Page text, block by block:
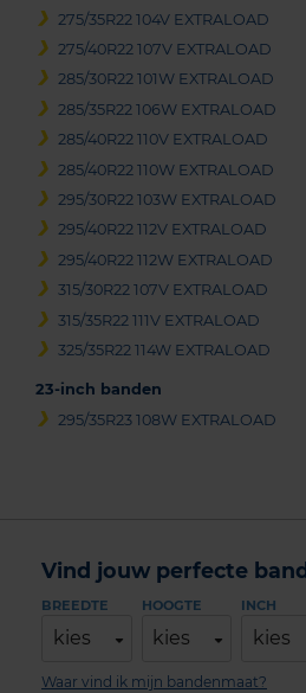
275/35R22 104V EXTRALOAD
275/40R22 107V EXTRALOAD
285/30R22 101W EXTRALOAD
285/35R22 106W EXTRALOAD
285/40R22 110V EXTRALOAD
285/40R22 110W EXTRALOAD
295/30R22 103W EXTRALOAD
295/40R22 112V EXTRALOAD
295/40R22 112W EXTRALOAD
315/30R22 107V EXTRALOAD
315/35R22 111V EXTRALOAD
325/35R22 114W EXTRALOAD
23-inch banden
295/35R23 108W EXTRALOAD
Vind jouw perfecte band
BREEDTE
kies
HOOGTE
kies
INCH
kies
Waar vind ik mijn bandenmaat?